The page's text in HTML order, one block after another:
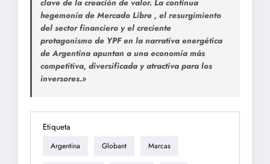
clave de la creación de valor. La continua
hegemonía de Mercado Libre, el resurgimiento
del sector financiero y el creciente
protagonismo de YPFen la narrativa energética
de Argentina apuntan a una economía más
competitiva, diversificada y atractiva para los
inversores.»
Etiqueta
Argentina Globant Marcas